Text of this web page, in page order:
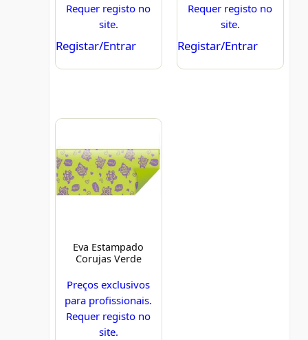
Requer registo no
site.
Registar/Entrar
Requer registo no
site.
Registar/Entrar
Eva Estampado
Corujas Verde
Preços exclusivos
para profissionais.
Requer registo no
site.